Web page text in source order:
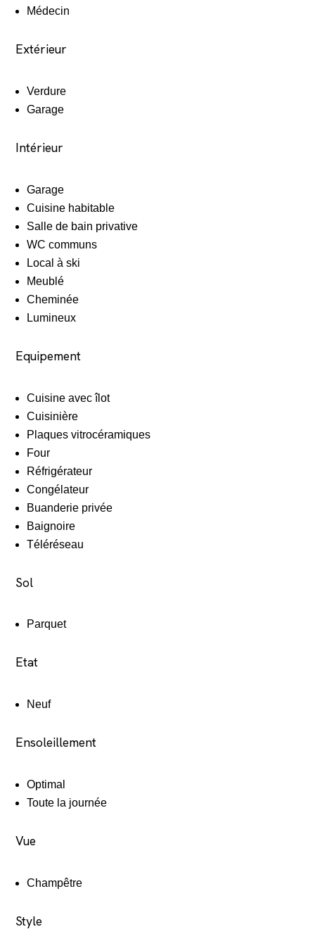
Médecin
Extérieur
Verdure
Garage
Intérieur
Garage
Cuisine habitable
Salle de bain privative
WC communs
Local à ski
Meublé
Cheminée
Lumineux
Equipement
Cuisine avec îlot
Cuisinière
Plaques vitrocéramiques
Four
Réfrigérateur
Congélateur
Buanderie privée
Baignoire
Téléréseau
Sol
Parquet
Etat
Neuf
Ensoleillement
Optimal
Toute la journée
Vue
Champêtre
Style